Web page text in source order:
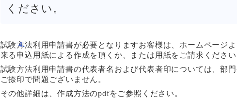
ください。
試験方法利用申請書が必要となりますお客様は、ホームページ
来る申込用紙による作成を頂くか、または用紙をご請求ください
試験方法利用申請書の代表者名および代表者印については、部
ご捺印で問題ございません。
その他詳細は、作成方法のpdfをご参照ください。